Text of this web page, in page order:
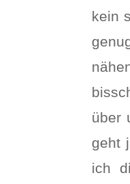
kein
über
geht
ich